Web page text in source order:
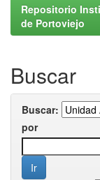
Repositorio
de Portoviejo
Buscar
Buscar:
por